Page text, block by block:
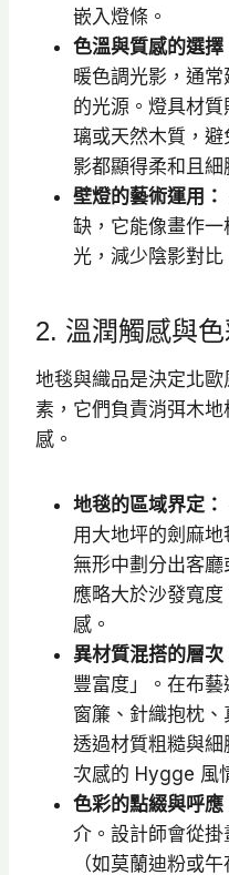
嵌入燈條。
色溫與質感的選擇
暖色調光影，通
的光源。燈具材
璃或天然木質，
影都顯得柔和且細
壁燈的藝術運用：
缺，它能像畫作
光，減少陰影對比
2. 溫潤觸感與
地毯與織品是決定北
素，它們負責消弭木
感。
地毯的區域界定：
用大地坪的劍麻
無形中劃分出客
應略大於沙發寬
感。
異材質混搭的層次
豐富度」。在布
窗簾、針織抱枕
透過材質粗糙與
次感的 Hygge 風
色彩的點綴與呼應
介。設計師會從
（如莫蘭迪粉或